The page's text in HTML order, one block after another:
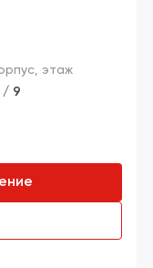
этаж
/ 9